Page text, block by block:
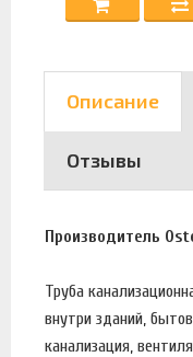
Описание
Отзывы
Производитель
Труба
внутри зданий,
канализация,